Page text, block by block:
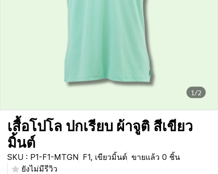
1/2
เสื้อโปโล ปกเรียบ ผ้าจูติ สีเขียว
มิ้นต์
SKU : P1-F1-MTGN F1, เขียวมิ้นต์ ขายแล้ว 0 ชิ้น
ยังไม่มีรีวิว